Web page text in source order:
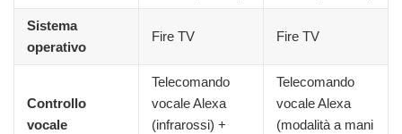
Sistema
operativo
Fire TV Fire TV
Controllo
vocale
Telecomando
vocale Alexa
(infrarossi) +
Telecomando
vocale Alexa
(modalità a mani